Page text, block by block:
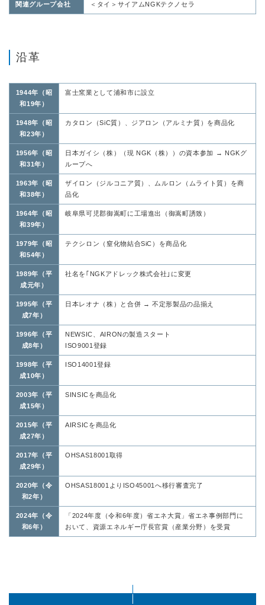
関連グループ会社 ＜タイ＞サイアムNGKテクノセラ
沿革
1944年（昭
和19年）
富士窯業として浦和市に設立
1948年（昭
和23年）
カタロン（SiC質）、ジアロン（アルミナ質）を商品化
1956年（昭
和31年）
日本ガイシ（株）（現 NGK（株））の資本参加 → NGKグ
ループへ
1963年（昭
和38年）
ザイロン（ジルコニア質）、ムルロン（ムライト質）を商
品化
1964年（昭
和39年）
岐阜県可児郡御嵩町に工場進出（御嵩町誘致）
1979年（昭
和54年）
テクシロン（窒化物結合SiC）を商品化
1989年（平
成元年）
社名を｢NGKアドレック株式会社｣に変更
1995年（平
成7年）
日本レオナ（株）と合併 → 不定形製品の品揃え
1996年（平
成8年）
NEWSIC、AIRONの製造スタート
ISO9001登録
1998年（平
成10年）
ISO14001登録
2003年（平
成15年）
SINSICを商品化
2015年（平
成27年）
AIRSICを商品化
2017年（平
成29年）
OHSAS18001取得
2020年（令
和2年）
OHSAS18001よりISO45001へ移行審査完了
2024年（令
和6年）
「2024年度（令和6年度）省エネ大賞」省エネ事例部門に
おいて、資源エネルギー庁長官賞（産業分野）を受賞